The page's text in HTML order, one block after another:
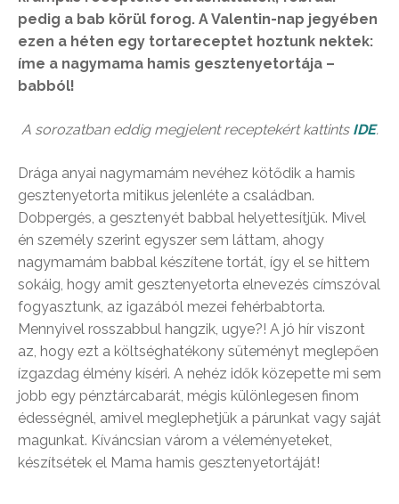
pedig a bab körül forog. A Valentin-nap jegyében
ezen a héten egy tortareceptet hoztunk nektek:
íme a nagymama hamis gesztenyetortája –
babból!
A sorozatban eddig megjelent receptekért kattints IDE.
Drága anyai nagymamám nevéhez kötődik a hamis
gesztenyetorta mitikus jelenléte a családban.
Dobpergés, a gesztenyét babbal helyettesítjük. Mivel
én személy szerint egyszer sem láttam, ahogy
nagymamám babbal készítene tortát, így el se hittem
sokáig, hogy amit gesztenyetorta elnevezés címszóval
fogyasztunk, az igazából mezei fehérbabtorta.
Mennyivel rosszabbul hangzik, ugye?! A jó hír viszont
az, hogy ezt a költséghatékony süteményt meglepően
ízgazdag élmény kíséri. A nehéz idők közepette mi sem
jobb egy pénztárcabarát, mégis különlegesen finom
édességnél, amivel meglephetjük a párunkat vagy saját
magunkat. Kíváncsian várom a véleményeteket,
készítsétek el Mama hamis gesztenyetortáját!